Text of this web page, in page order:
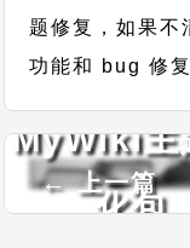
题修复，如果不
功能和 bug 修
← 上一篇
MyWiki主
化包